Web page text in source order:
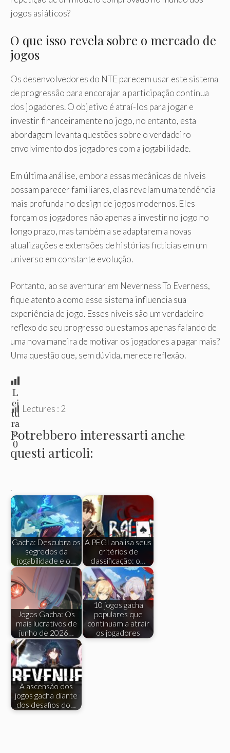
jogos asiáticos?
O que isso revela sobre o mercado de
jogos
Os desenvolvedores do NTE parecem usar este sistema
de progressão para encorajar a participação contínua
dos jogadores. O objetivo é atraí-los para jogar e
investir financeiramente no jogo, no entanto, esta
abordagem levanta questões sobre o verdadeiro
envolvimento dos jogadores com a jogabilidade.
Em última análise, embora essas mecânicas de níveis
possam parecer familiares, elas revelam uma tendência
mais profunda no design de jogos modernos. Eles
forçam os jogadores não apenas a investir no jogo no
longo prazo, mas também a se adaptarem a novas
atualizações e extensões de histórias fictícias em um
universo em constante evolução.
Portanto, ao se aventurar em Neverness To Everness,
fique atento a como esse sistema influencia sua
experiência de jogo. Esses níveis são um verdadeiro
reflexo do seu progresso ou estamos apenas falando de
uma nova maneira de motivar os jogadores a pagar mais?
Uma questão que, sem dúvida, merece reflexão.
L
ei
tu
ra
s:
0
Lectures : 2
Potrebbero interessarti anche
questi articoli:
.
Gacha: Descubra os
segredos da
jogabilidade e o…
A PEGI analisa seus
critérios de
classificação: o…
Jogos Gacha: Os
mais lucrativos de
junho de 2026…
10 jogos gacha
populares que
continuam a atrair
os jogadores
A ascensão dos
jogos gacha diante
dos desafios do…